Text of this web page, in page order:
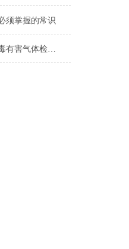
须掌握的常识
如何选择合适的有毒有害气体检测仪